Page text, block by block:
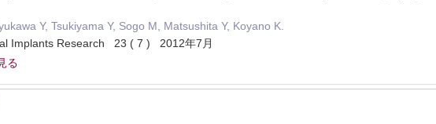
Y, Tsukiyama Y, Sogo M, Matsushita Y, Koyano K.
Implants Research 23 ( 7 ) 2012年7月
る